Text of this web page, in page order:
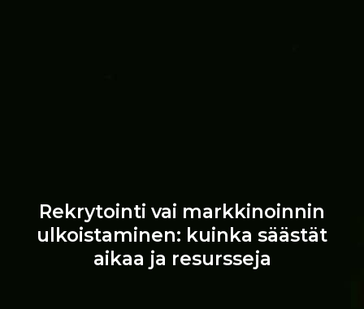
Rekrytointi vai markkinoinnin
ulkoistaminen: kuinka säästät
aikaa ja resursseja